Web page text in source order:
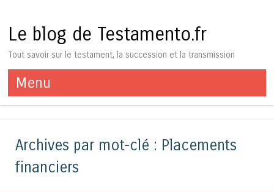
Le blog de Testamento.fr
Tout savoir sur le testament, la succession et la transmission
Menu
Aller au contenu
Archives par mot-clé : Placements
financiers